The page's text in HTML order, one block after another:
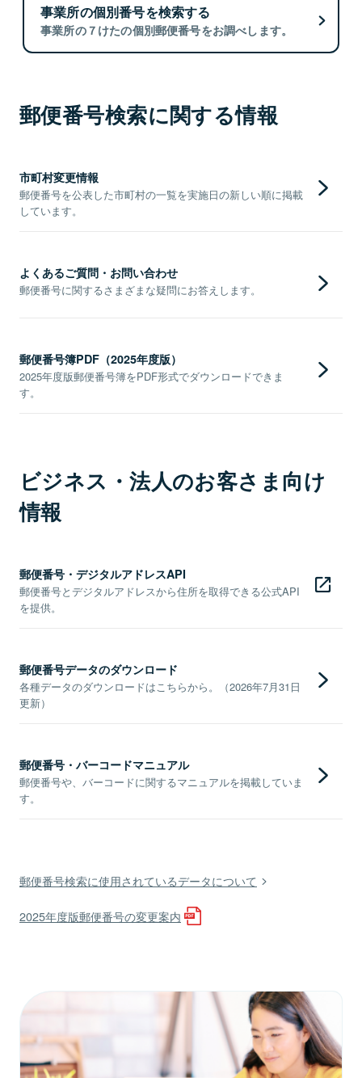
事業所の個別番号を検索する
事業所の７けたの個別郵便番号をお調べします。
郵便番号検索に関する情報
市町村変更情報
郵便番号を公表した市町村の一覧を実施日の新しい順に掲載
しています。
よくあるご質問・お問い合わせ
郵便番号に関するさまざまな疑問にお答えします。
郵便番号簿PDF（2025年度版）
2025年度版郵便番号簿をPDF形式でダウンロードできま
す。
ビジネス・法人のお客さま向け
情報
郵便番号・デジタルアドレスAPI
郵便番号とデジタルアドレスから住所を取得できる公式API
を提供。
郵便番号データのダウンロード
各種データのダウンロードはこちらから。（2026年7月31日
更新）
郵便番号・バーコードマニュアル
郵便番号や、バーコードに関するマニュアルを掲載していま
す。
郵便番号検索に使用されているデータについて
2025年度版郵便番号の変更案内